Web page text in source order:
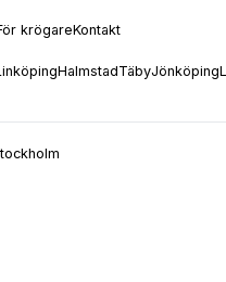
krögareKontakt
HalmstadTäbyJönköping